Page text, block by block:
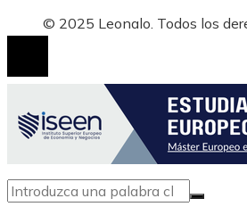
© 2025 Leonalo. Todos los